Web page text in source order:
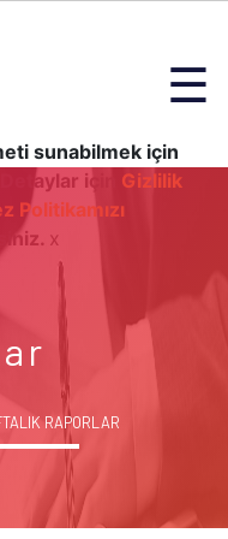
☰
sunabilmek için
için Gizlilik
Politikamızı
x
RAPORLAR